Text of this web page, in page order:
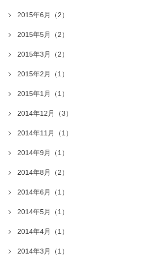
2015年6月（2）
2015年5月（2）
2015年3月（2）
2015年2月（1）
2015年1月（1）
2014年12月（3）
2014年11月（1）
2014年9月（1）
2014年8月（2）
2014年6月（1）
2014年5月（1）
2014年4月（1）
2014年3月（1）